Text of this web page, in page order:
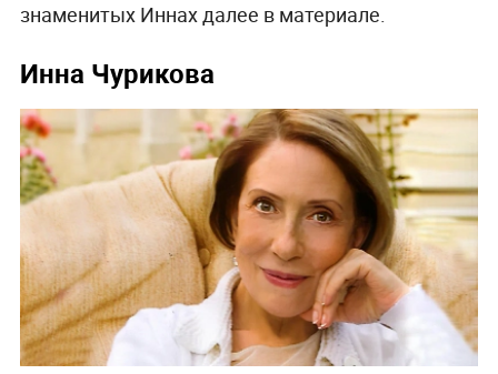
знаменитых Иннах далее в материале.
Инна Чурикова